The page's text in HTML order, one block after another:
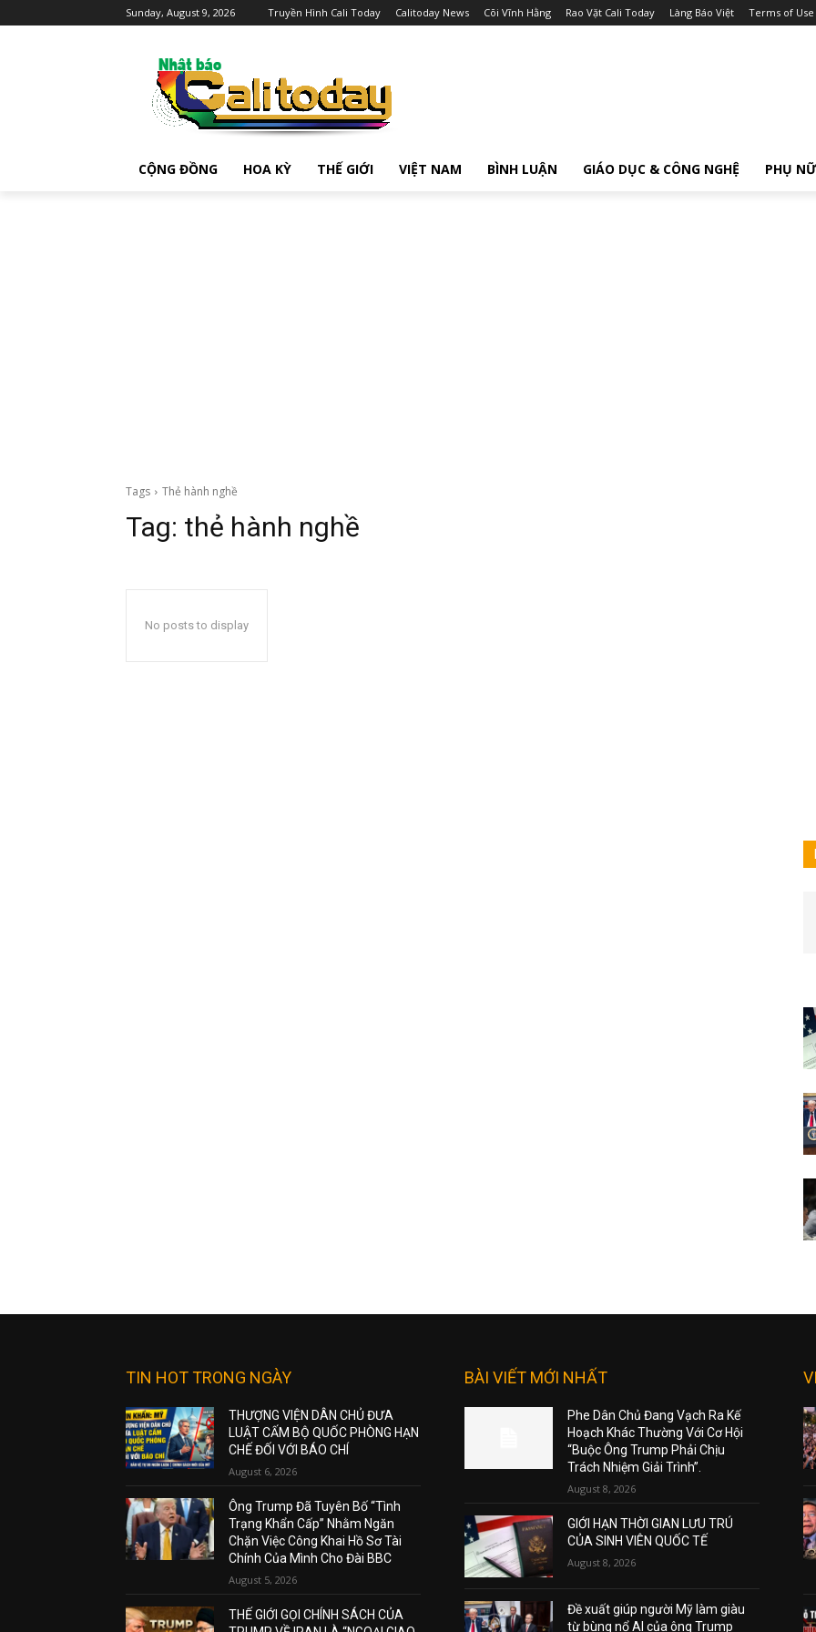
Sunday, August 9, 2026 Truyền Hình Cali Today Calitoday News Cõi Vĩnh Hằng Rao Vặt Cali Today Làng Báo Việt Terms of Use
CỘNG ĐỒNG HOA KỲ THẾ GIỚI VIỆT NAM BÌNH LUẬN GIÁO DỤC & CÔNG NGHỆ PHỤ NỮ
Tags Thẻ hành nghề
Tag: thẻ hành nghề
No posts to display
TIN HOT TRONG NGÀY
THƯỢNG VIỆN DÂN CHỦ ĐƯA
LUẬT CẤM BỘ QUỐC PHÒNG HẠN
CHẾ ĐỐI VỚI BÁO CHÍ
August 6, 2026
Ông Trump Đã Tuyên Bố “Tình
Trạng Khẩn Cấp” Nhằm Ngăn
Chặn Việc Công Khai Hồ Sơ Tài
Chính Của Mình Cho Đài BBC
August 5, 2026
THẾ GIỚI GỌI CHÍNH SÁCH CỦA
BÀI VIẾT MỚI NHẤT
Phe Dân Chủ Đang Vạch Ra Kế
Hoạch Khác Thường Với Cơ Hội
“Buộc Ông Trump Phải Chịu
Trách Nhiệm Giải Trình”.
August 8, 2026
GIỚI HẠN THỜI GIAN LƯU TRÚ
CỦA SINH VIÊN QUỐC TẾ
August 8, 2026
Đề xuất giúp người Mỹ làm giàu
từ bùng nổ AI của ông Trump